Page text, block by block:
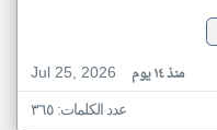
Jul 25, 2026
منذ ١٤ يوم
عدد الكلمات: ٣٦٥